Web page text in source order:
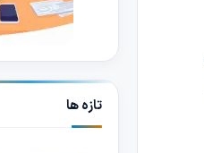
تازه ها